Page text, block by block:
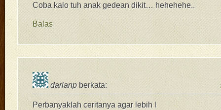
Coba kalo tuh anak gedean dikit… hehehehe..
Balas
darlanp berkata:
Perbanyaklah ceritanya agar lebih l